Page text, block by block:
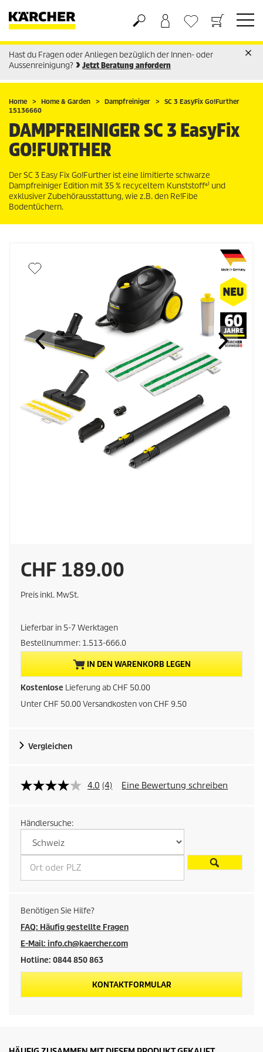
Warenkorb
Wunschliste
Hast du Fragen oder Anliegen bezüglich der Innen- oder
Aussenreinigung?
Jetzt Beratung anfordern
Home Home & Garden Dampfreiniger SC 3 EasyFix Go!Further
15136660
DAMPFREINIGER SC 3 EasyFix
GO!FURTHER
Der SC 3 Easy Fix Go!Further ist eine limitierte schwarze
Dampfreiniger Edition mit 35 % recyceltem Kunststoff⁴⁾ und
exklusiver Zubehörausstattung, wie z.B. den Re!Fibe
Bodentüchern.
A
k
u
e
l
l
e
P
e
i
s
d
e
s
P
r
CHF 189.00
Preis inkl. MwSt.
Lieferbar in 5-7 Werktagen
Bestellnummer: 1.513-666.0
IN DEN WARENKORB LEGEN
Kostenlose Lieferung ab CHF 50.00
Unter CHF 50.00 Versandkosten von CHF 9.50
Vergleichen
4.0 (4) Eine Bewertung schreiben
Händlersuche:
Benötigen Sie Hilfe?
FAQ: Häufig gestellte Fragen
E-Mail: info.ch@kaercher.com
Hotline: 0844 850 863
KONTAKTFORMULAR